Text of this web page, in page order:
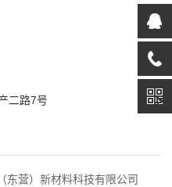
二路7号
营）新材料科技有限公司